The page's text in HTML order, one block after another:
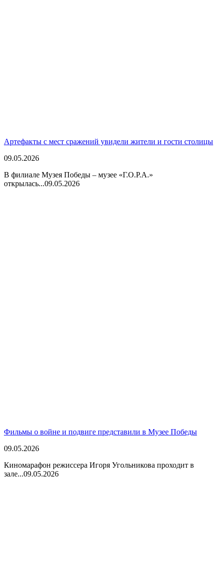
Артефакты с мест сражений увидели жители и гости столицы
09.05.2026
В филиале Музея Победы – музее «Г.О.Р.А.»
открылась...09.05.2026
Фильмы о войне и подвиге представили в Музее Победы
09.05.2026
Киномарафон режиссера Игоря Угольникова проходит в
зале...09.05.2026